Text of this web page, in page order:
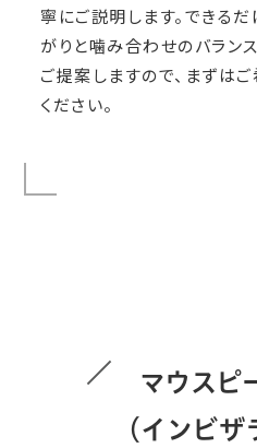
寧にご説明します。できる
がりと噛み合わせのバラン
ご提案しますので、まずは
ください。
マウスピ
（インビザ